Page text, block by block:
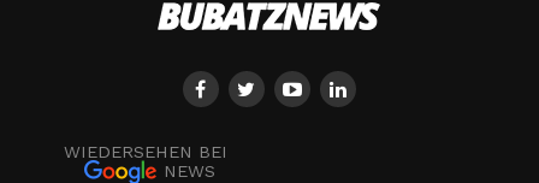
WIEDERSEHEN BEI
NEWS